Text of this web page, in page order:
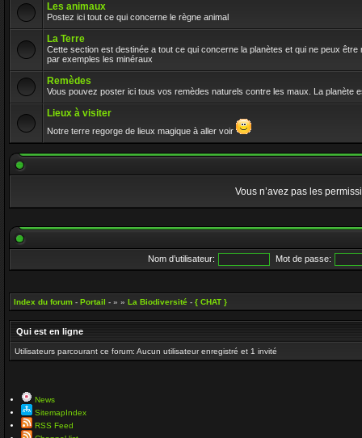
Les animaux
Postez ici tout ce qui concerne le règne animal
La Terre
Cette section est destinée a tout ce qui concerne la planètes et qui ne peux
par exemples les minéraux
Remèdes
Vous pouvez poster ici tous vos remèdes naturels contre les maux. La planète
Lieux à visiter
Notre terre regorge de lieux magique à aller voir
Vous n’avez pas les
Nom d’utilisateur: Mot de passe:
Index du forum - Portail - » » La Biodiversité - { CHAT }
Qui est en ligne
Utilisateurs parcourant ce forum: Aucun utilisateur enregistré et 1 invité
News
SitemapIndex
RSS Feed